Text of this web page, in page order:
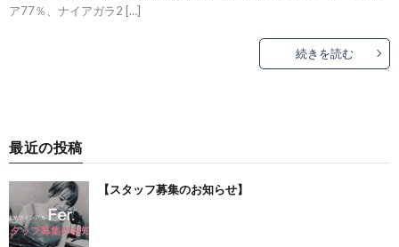
ア77％、ナイアガラ2 […]
続きを読む
最近の投稿
【スタッフ募集のお知らせ】